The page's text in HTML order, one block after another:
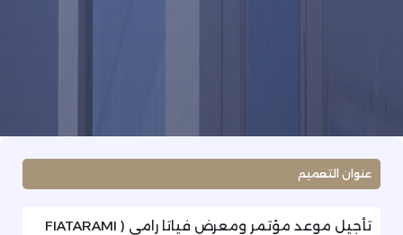
عنوان التعميم
تأجيل موعد مؤتمر ومعرض فياتا رامي ( FIATARAMI